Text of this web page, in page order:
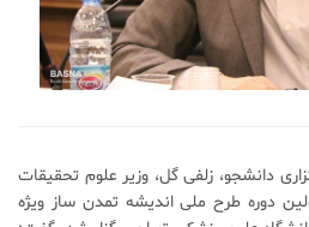
دانشجو، زلفی گل، وزیر علوم تحقیقات
دوره طرح ملی اندیشه تمدن ساز ویژه